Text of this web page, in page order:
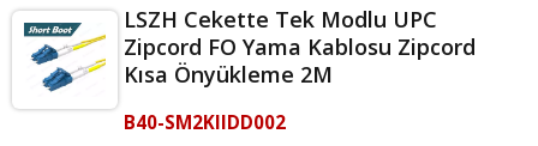
LSZH Cekette Tek Modlu UPC
Zipcord FO Yama Kablosu Zipcord
Kısa Önyükleme 2M
B40-SM2KIIDD002